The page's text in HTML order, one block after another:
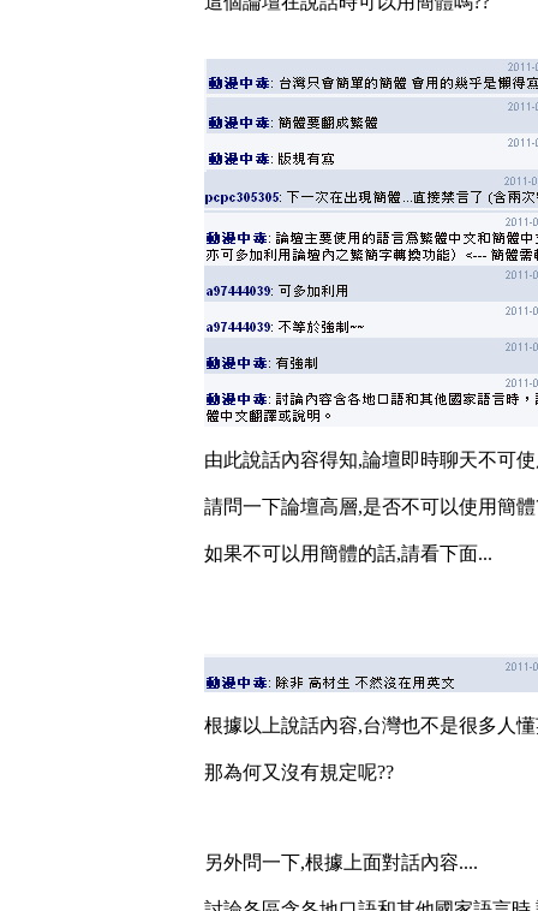
由此說話內容得知,論壇即時聊天不可
請問一下論壇高層,是否不可以使用簡體
如果不可以用簡體的話,請看下面...
根據以上說話內容,台灣也不是很多人
那為何又沒有規定呢??
另外問一下,根據上面對話內容....